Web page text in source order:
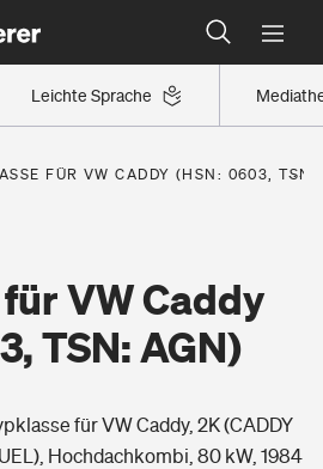
Leichte Sprache
Versicherer finden
Region eingestuft
Versicherer finden
FÜR VW CADDY (HSN: 0603, TSN:
VW Caddy
TSN: AGN)
für VW Caddy, 2K (CADDY
Hochdachkombi, 80 kW, 1984